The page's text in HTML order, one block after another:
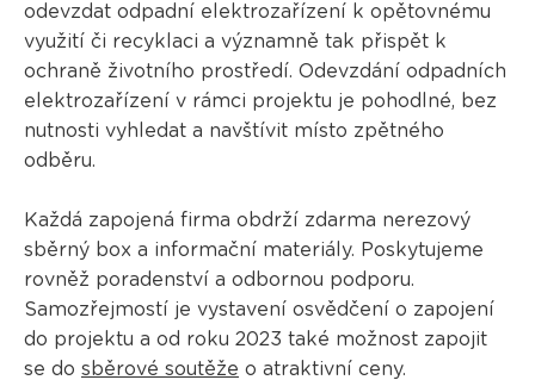
odevzdat odpadní elektrozařízení k opětovnému
využití či recyklaci a významně tak přispět k
ochraně životního prostředí. Odevzdání odpadních
elektrozařízení v rámci projektu je pohodlné, bez
nutnosti vyhledat a navštívit místo zpětného
odběru.
Každá zapojená firma obdrží zdarma nerezový
sběrný box a informační materiály. Poskytujeme
rovněž poradenství a odbornou podporu.
Samozřejmostí je vystavení osvědčení o zapojení
do projektu a od roku 2023 také možnost zapojit
se do sběrové soutěže o atraktivní ceny.